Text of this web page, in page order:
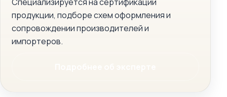
продукции, подборе схем оформления и
сопровождении производителей и
импортеров.